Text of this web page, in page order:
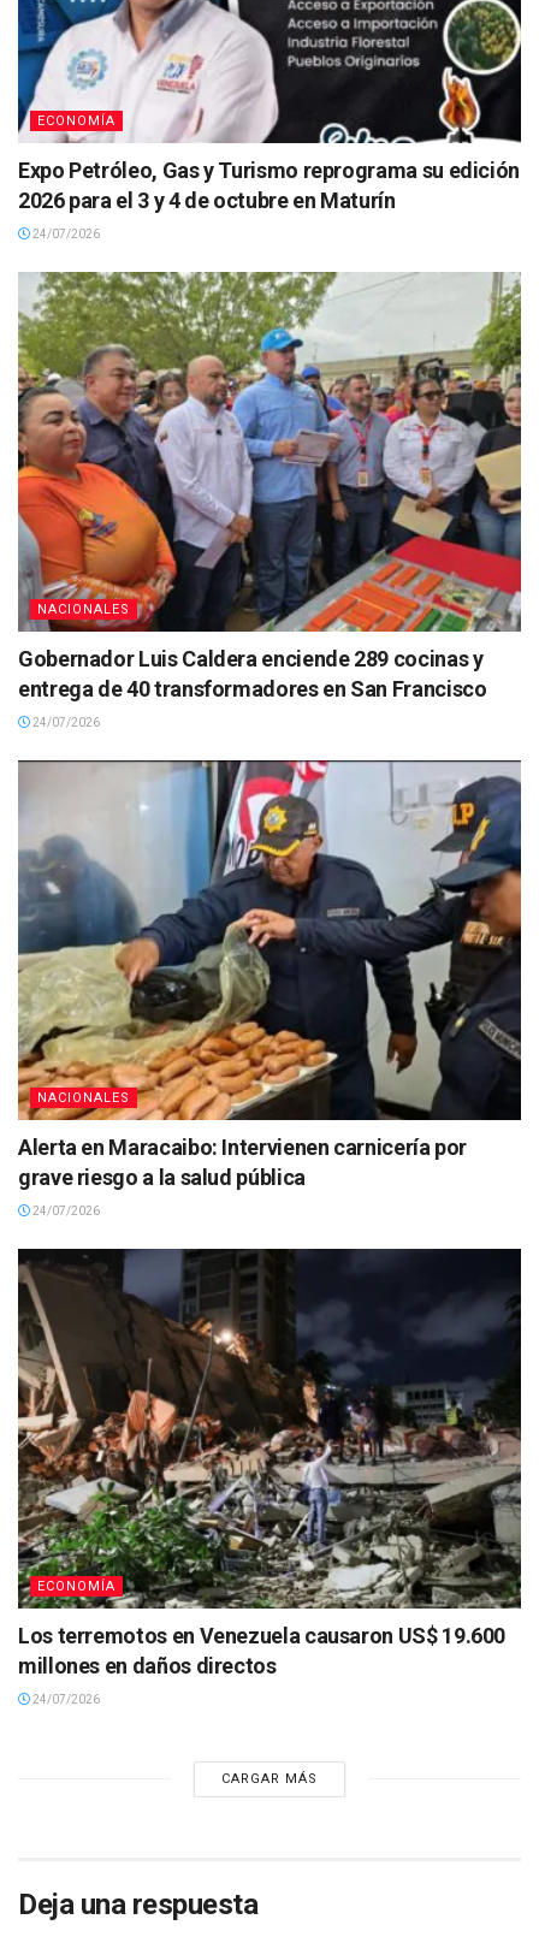
ECONOMÍA
Expo Petróleo, Gas y Turismo reprograma su edición
2026 para el 3 y 4 de octubre en Maturín
24/07/2026
NACIONALES
Gobernador Luis Caldera enciende 289 cocinas y
entrega de 40 transformadores en San Francisco
24/07/2026
NACIONALES
Alerta en Maracaibo: Intervienen carnicería por
grave riesgo a la salud pública
24/07/2026
ECONOMÍA
Los terremotos en Venezuela causaron US$ 19.600
millones en daños directos
24/07/2026
CARGAR MÁS
Deja una respuesta